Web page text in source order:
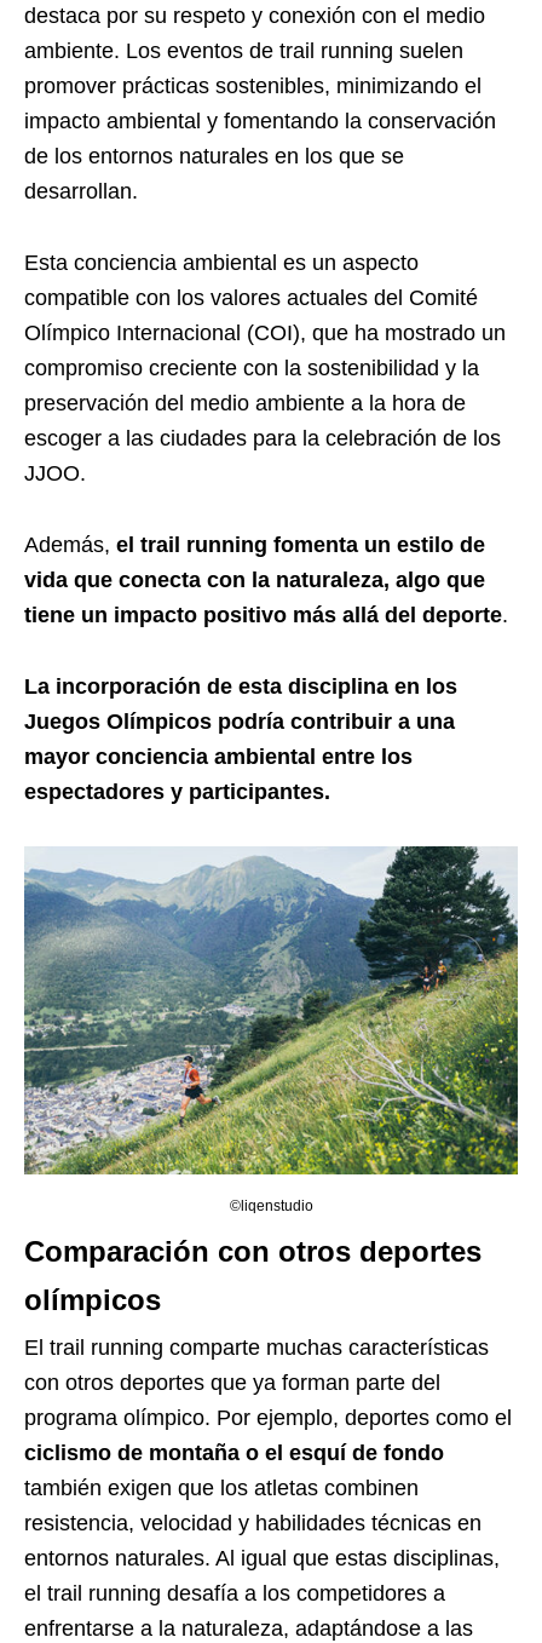
destaca por su respeto y conexión con el medio
ambiente. Los eventos de trail running suelen
promover prácticas sostenibles, minimizando el
impacto ambiental y fomentando la conservación
de los entornos naturales en los que se
desarrollan.
Esta conciencia ambiental es un aspecto
compatible con los valores actuales del Comité
Olímpico Internacional (COI), que ha mostrado un
compromiso creciente con la sostenibilidad y la
preservación del medio ambiente a la hora de
escoger a las ciudades para la celebración de los
JJOO.
Además, el trail running fomenta un estilo de
vida que conecta con la naturaleza, algo que
tiene un impacto positivo más allá del deporte.
La incorporación de esta disciplina en los
Juegos Olímpicos podría contribuir a una
mayor conciencia ambiental entre los
espectadores y participantes.
©liqenstudio
Comparación con otros deportes
olímpicos
El trail running comparte muchas características
con otros deportes que ya forman parte del
programa olímpico. Por ejemplo, deportes como el
ciclismo de montaña o el esquí de fondo
también exigen que los atletas combinen
resistencia, velocidad y habilidades técnicas en
entornos naturales. Al igual que estas disciplinas,
el trail running desafía a los competidores a
enfrentarse a la naturaleza, adaptándose a las